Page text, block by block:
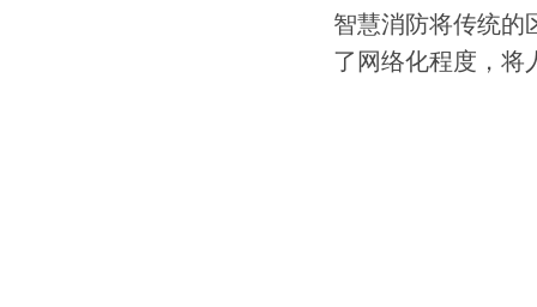
智慧消防将传统的
了网络化程度，将